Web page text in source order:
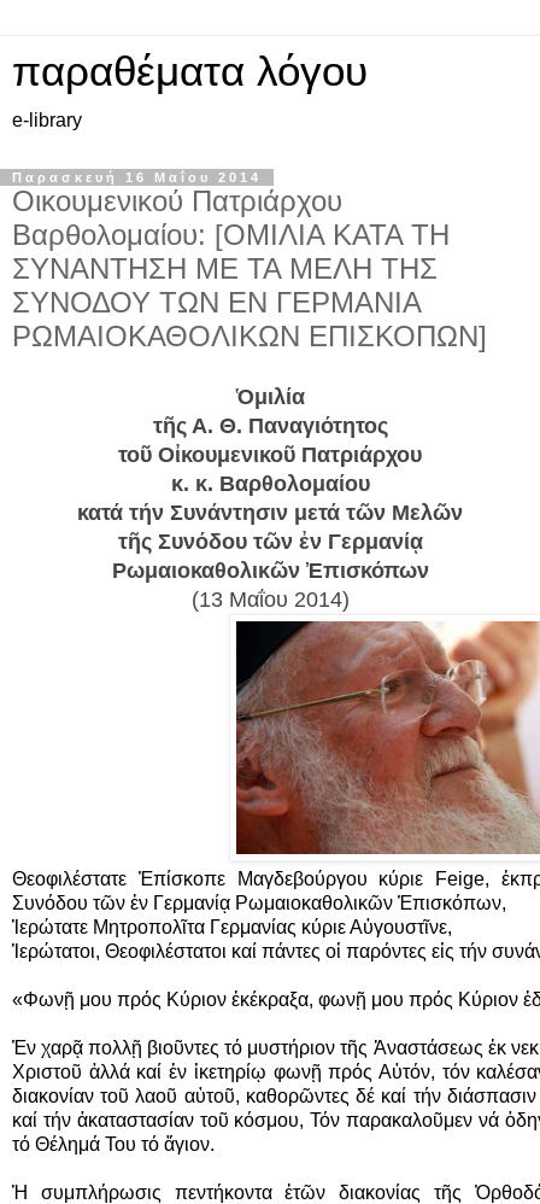
παραθέματα λόγου
e-library
Παρασκευή 16 Μαΐου 2014
Οικουμενικού Πατριάρχου
Βαρθολομαίου: [ΟΜΙΛΙΑ ΚΑΤΑ ΤΗ
ΣΥΝΑΝΤΗΣΗ ΜΕ ΤΑ ΜΕΛΗ ΤΗΣ
ΣΥΝΟΔΟΥ ΤΩΝ ΕΝ ΓΕΡΜΑΝΙΑ
ΡΩΜΑΙΟΚΑΘΟΛΙΚΩΝ ΕΠΙΣΚΟΠΩΝ]
Ὁμιλία
τῆς Α. Θ. Παναγιότητος
τοῦ Οἰκουμενικοῦ Πατριάρχου
κ. κ. Βαρθολομαίου
κατά τήν Συνάντησιν μετά τῶν Μελῶν
τῆς Συνόδου τῶν ἐν Γερμανίᾳ
Ρωμαιοκαθολικῶν Ἐπισκόπων
(13 Μαΐου 2014)
Θεοφιλέστατε Ἐπίσκοπε Μαγδεβούργου κύριε Feige,
Συνόδου τῶν ἐν Γερμανίᾳ Ρωμαιοκαθολικῶν Ἐπισκόπων,
Ἱερώτατε Μητροπολῖτα Γερμανίας κύριε Αὐγουστῖνε,
Ἱερώτατοι, Θεοφιλέστατοι καί πάντες οἱ παρόντες εἰς τήν
«Φωνῇ μου πρός Κύριον ἐκέκραξα, φωνῇ μου πρός Κύριον
Ἐν χαρᾷ πολλῇ βιοῦντες τό μυστήριον τῆς Ἀναστάσεως ἐκ
Χριστοῦ ἀλλά καί ἐν ἱκετηρίῳ φωνῇ πρός Αὐτόν, τόν
διακονίαν τοῦ λαοῦ αὐτοῦ, καθορῶντες δέ καί τήν
καί τήν ἀκαταστασίαν τοῦ κόσμου, Τόν παρακαλοῦμεν νά
τό Θέλημά Του τό ἅγιον.
Ἡ συμπλήρωσις πεντήκοντα ἐτῶν διακονίας τῆς